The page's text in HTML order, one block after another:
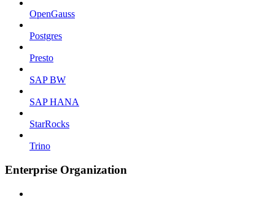
OpenGauss
Postgres
Presto
SAP BW
SAP HANA
StarRocks
Trino
Enterprise Organization